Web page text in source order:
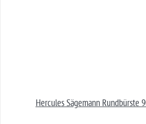
Hercules Sägemann Rundbürste